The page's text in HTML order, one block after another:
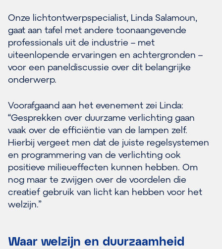
Onze lichtontwerpspecialist, Linda Salamoun,
gaat aan tafel met andere toonaangevende
professionals uit de industrie – met
uiteenlopende ervaringen en achtergronden –
voor een paneldiscussie over dit belangrijke
onderwerp.
Voorafgaand aan het evenement zei Linda:
“Gesprekken over duurzame verlichting gaan
vaak over de efficiëntie van de lampen zelf.
Hierbij vergeet men dat de juiste regelsystemen
en programmering van de verlichting ook
positieve milieueffecten kunnen hebben. Om
nog maar te zwijgen over de voordelen die
creatief gebruik van licht kan hebben voor het
welzijn.”
Waar welzijn en duurzaamheid